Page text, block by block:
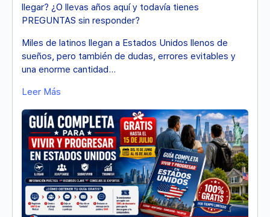
llegar? ¿O llevas años aquí y todavía tienes
PREGUNTAS sin responder?
Miles de latinos llegan a Estados Unidos llenos de
sueños, pero también de dudas, errores evitables y
una enorme cantidad…
Leer Más